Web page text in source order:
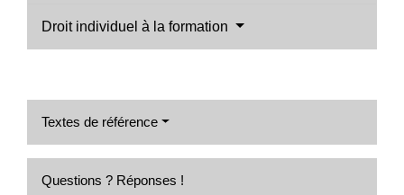
Droit individuel à la formation
Textes de référence
Questions ? Réponses !